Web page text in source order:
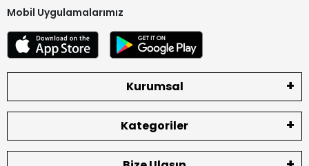
Mobil Uygulamalarımız
Kurumsal
Kategoriler